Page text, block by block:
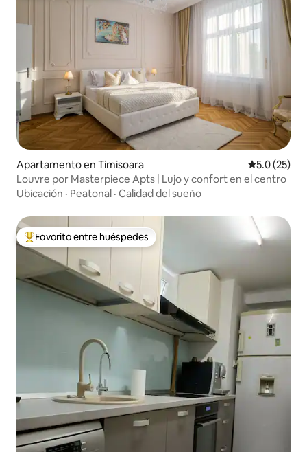
Apartamento en Timisoara Calificación
5.0 (25)
Louvre por Masterpiece Apts | Lujo y confort en el centro
Ubicación · Peatonal · Calidad del sueño
Favorito entre huéspedes preferido
Favorito entre huéspedes